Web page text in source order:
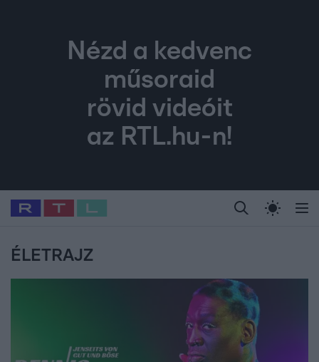
Nézd a kedvenc
műsoraid
rövid videóit
az RTL.hu-n!
Legfrissebb RTL Híradó Randi Celeb vagyok,
Babits Marcella Most Wanted Gallusz
ÉLETRAJZ